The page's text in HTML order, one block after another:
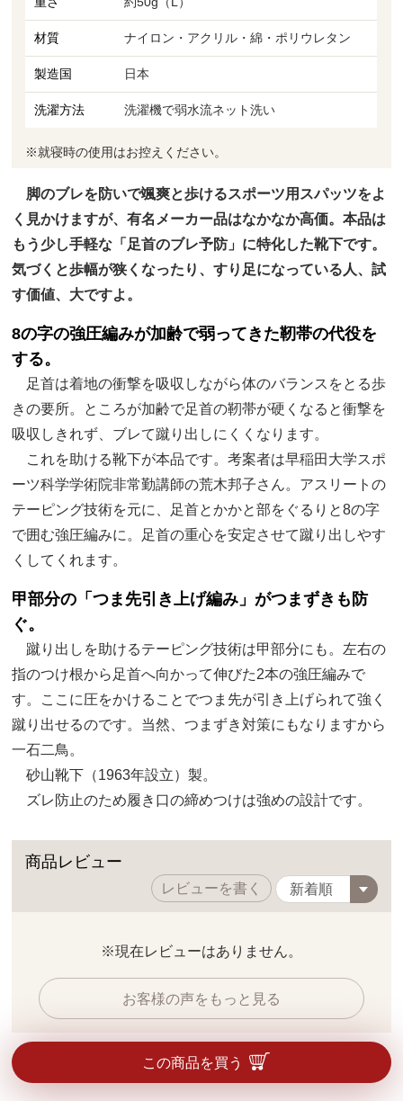
材質 ナイロン・アクリル・綿・ポリウレタン
製造国 日本
洗濯方法 洗濯機で弱水流ネット洗い
※就寝時の使用はお控えください。
脚のブレを防いで颯爽と歩けるスポーツ用スパッツをよ
く見かけますが、有名メーカー品はなかなか高価。本品は
もう少し手軽な「足首のブレ予防」に特化した靴下です。
気づくと歩幅が狭くなったり、すり足になっている人、試
す価値、大ですよ。
8の字の強圧編みが加齢で弱ってきた靭帯の代役を
する。
足首は着地の衝撃を吸収しながら体のバランスをとる歩
きの要所。ところが加齢で足首の靭帯が硬くなると衝撃を
吸収しきれず、ブレて蹴り出しにくくなります。
これを助ける靴下が本品です。考案者は早稲田大学スポ
ーツ科学学術院非常勤講師の荒木邦子さん。アスリートの
テーピング技術を元に、足首とかかと部をぐるりと8の字
で囲む強圧編みに。足首の重心を安定させて蹴り出しやす
くしてくれます。
甲部分の「つま先引き上げ編み」がつまずきも防
ぐ。
蹴り出しを助けるテーピング技術は甲部分にも。左右の
指のつけ根から足首へ向かって伸びた2本の強圧編みで
す。ここに圧をかけることでつま先が引き上げられて強く
蹴り出せるのです。当然、つまずき対策にもなりますから
一石二鳥。
砂山靴下（1963年設立）製。
ズレ防止のため履き口の締めつけは強めの設計です。
商品レビュー
レビューを書く
※現在レビューはありません。
お客様の声をもっと見る
この商品を買う